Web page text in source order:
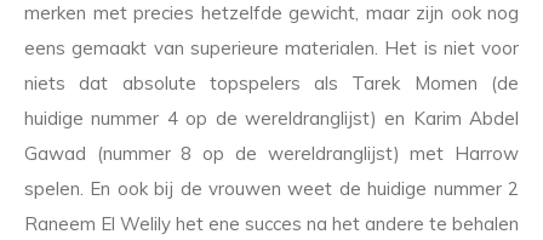
merken met precies hetzelfde gewicht, maar zijn ook nog
eens gemaakt van superieure materialen. Het is niet voor
niets dat absolute topspelers als Tarek Momen (de
huidige nummer 4 op de wereldranglijst) en Karim Abdel
Gawad (nummer 8 op de wereldranglijst) met Harrow
spelen. En ook bij de vrouwen weet de huidige nummer 2
Raneem El Welily het ene succes na het andere te behalen